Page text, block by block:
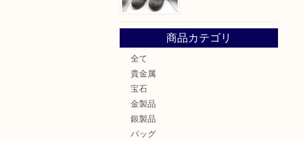
商品カテゴリ
全て
貴金属
宝石
金製品
銀製品
バッグ